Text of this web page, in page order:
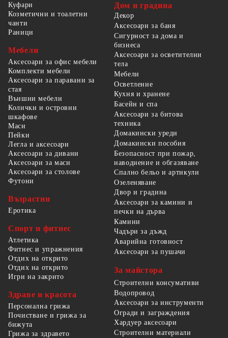
Куфари
Козметични и тоалетни
чанти
Раници
Мебели
Аксесоари за офис мебели
Комплекти мебели
Аксесоари за паравани за
стая
Външни мебели
Колички и островни
шкафове
Маси
Пейки
Легла и аксесоари
Аксесоари за дивани
Аксесоари за маси
Аксесоари за столове
Футони
Възрастни
Еротика
Спорт и фитнес
Атлетика
Фитнес и упражнения
Отдих на открито
Отдих на открито
Игри на закрито
Здраве и красота
Персонална грижа
Почистване и грижа за
бижута
Грижа за здравето
Дом и градина
Декор
Аксесоари за баня
Сигурност за дома и
бизнеса
Аксесоари за осветителни
тела
Мебели
Осветление
Кухня и хранене
Басейн и спа
Аксесоари за битова
техника
Домакински уреди
Домакински пособия
Безопасност при пожар,
наводнение и обгазяване
Спално бельо и артикули
Озеленяване
Двор и градина
Аксесоари за камини и
печки на дърва
Камини
Чадъри за дъжд
Аварийна готовност
Аксесоари за пушачи
За майстора
Строителни консумативи
Водопровод
Аксесоари за инструменти
Огради и заграждения
Хардуер аксесоари
Строителни материали